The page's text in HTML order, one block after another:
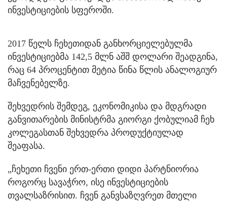
ინვესტიციების სფეროში.
2017 წელს ჩეხეთიდან განხორციელებულმა
ინვესტიციებმა 142,5 მლნ აშშ დოლარი შეადგინა,
რაც 64 პროცენტით მეტია წინა წლის ანალოგიურ
მაჩვენებელზე.
შეხვედრის შემდეგ, ეკონომიკისა და მდგრადი
განვითარების მინისტრმა გიორგი ქობულიამ ჩეხ
კოლეგასთან შეხვედრა პროდუქტიულად
შეაფასა.
„ჩეხეთი ჩვენი ერთ-ერთი დიდი პარტნიორია
როგორც სავაჭრო, ისე ინვესტიციების
თვალსაზრისით. ჩვენ განვსაზღვრეთ მთელი